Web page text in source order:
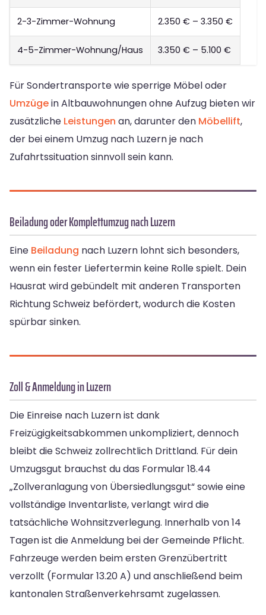
2-3-Zimmer-Wohnung 2.350 € – 3.350 €
4-5-Zimmer-Wohnung/Haus 3.350 € – 5.100 €
Für Sondertransporte wie sperrige Möbel oder
Umzügein Altbauwohnungen ohne Aufzug bieten wir
zusätzliche Leistungen an, darunter den Möbellift,
der bei einem Umzug nach Luzern je nach
Zufahrtssituation sinnvoll sein kann.
Beiladung oder Komplettumzug nach Luzern
Eine Beiladung nach Luzern lohnt sich besonders,
wenn ein fester Liefertermin keine Rolle spielt. Dein
Hausrat wird gebündelt mit anderen Transporten
Richtung Schweiz befördert, wodurch die Kosten
spürbar sinken.
Zoll & Anmeldung in Luzern
Die Einreise nach Luzern ist dank
Freizügigkeitsabkommen unkompliziert, dennoch
bleibt die Schweiz zollrechtlich Drittland. Für dein
Umzugsgut brauchst du das Formular 18.44
„Zollveranlagung von Übersiedlungsgut“ sowie eine
vollständige Inventarliste, verlangt wird die
tatsächliche Wohnsitzverlegung. Innerhalb von 14
Tagen ist die Anmeldung bei der Gemeinde Pflicht.
Fahrzeuge werden beim ersten Grenzübertritt
verzollt (Formular 13.20 A) und anschließend beim
kantonalen Straßenverkehrsamt zugelassen.